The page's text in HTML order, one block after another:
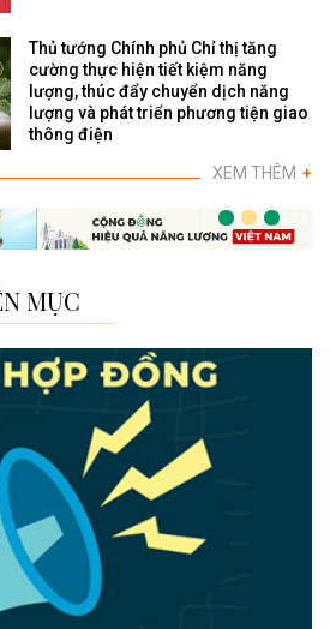
Thủ tướng Chính phủ Chỉ thị tăng
cường thực hiện tiết kiệm năng
lượng, thúc đẩy chuyển dịch năng
lượng và phát triển phương tiện giao
thông điện
XEM THÊM +
MỤC